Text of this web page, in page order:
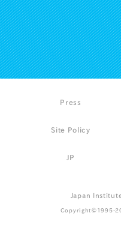
Press
Site Policy
JP
Japan
Copyright©1995-